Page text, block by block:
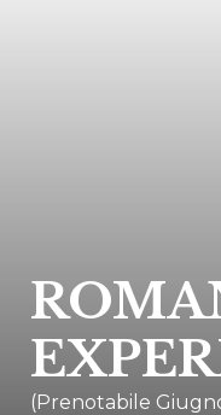
(Prenotabile